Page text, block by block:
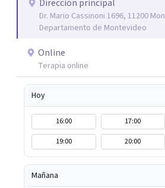
Dirección principal
Dr. Mario Cassinoni 1696, 11200
Departamento de Montevideo
Online
Terapia online
Hoy
16:00 17:00
19:00
20:00
Mañana